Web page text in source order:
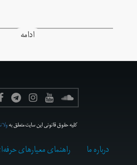
ادامه
کلیه حقوق قانونی این سایت متعلق به
درباره ما راهنمای معیارهای